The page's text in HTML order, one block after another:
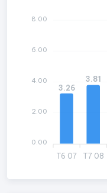
T6 07 T7 08
3.26
3.81
8.00
6.00
4.00
2.00
0.00